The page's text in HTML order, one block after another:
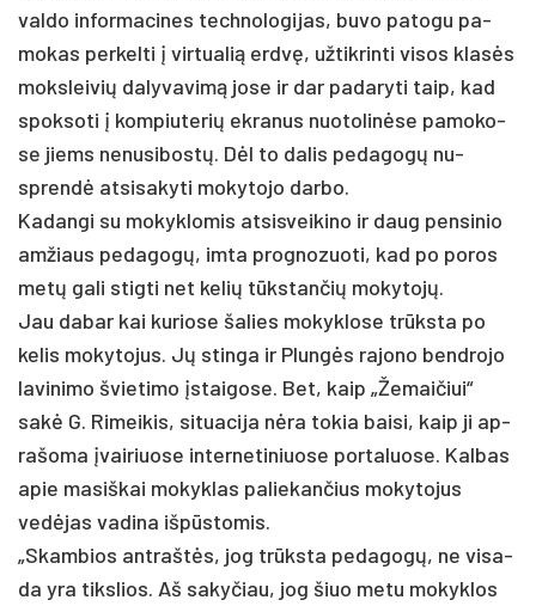
val­do in­for­ma­ci­nes tech­no­lo­gi­jas, bu­vo pa­to­gu pa­
mo­kas per­kel­ti į vir­tua­lią erdvę, už­tik­rin­ti vi­sos klasės
moks­lei­vių da­ly­va­vimą jo­se ir dar pa­da­ry­ti taip, kad
spok­so­ti į kom­piu­te­rių ek­ra­nus nuo­to­linė­se pa­mo­ko­
se jiems ne­nu­si­bostų. Dėl to da­lis pe­da­gogų nu­
sprendė at­si­sa­ky­ti mo­ky­to­jo dar­bo.
Ka­dan­gi su mo­kyk­lo­mis at­si­svei­ki­no ir daug pen­si­nio
am­žiaus pe­da­gogų, im­ta pro­gno­zuo­ti, kad po po­ros
metų ga­li stig­ti net ke­lių tūkstan­čių mo­ky­tojų.
Jau da­bar kai ku­rio­se ša­lies mo­kyk­lo­se trūksta po
ke­lis mo­ky­to­jus. Jų stin­ga ir Plungės ra­jo­no bend­ro­jo
la­vi­ni­mo švie­ti­mo įstai­go­se. Bet, kaip „Že­mai­čiui“
sakė G. Ri­mei­kis, si­tua­ci­ja nėra to­kia bai­si, kaip ji ap­
ra­šo­ma įvai­riuo­se in­ter­ne­ti­niuo­se po­rta­luo­se. Kal­bas
apie ma­siš­kai mo­kyk­las pa­lie­kan­čius mo­ky­to­jus
vedė­jas va­di­na išpūs­to­mis.
„Skam­bios ant­raštės, jog trūksta pe­da­gogų, ne vi­sa­
da yra tiks­lios. Aš sa­ky­čiau, jog šiuo me­tu mo­kyk­los